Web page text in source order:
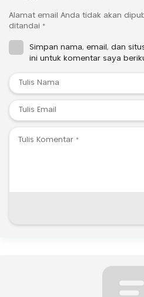
Alamat email Anda tidak akan
ditandai *
Simpan nama, email, dan
ini untuk komentar saya